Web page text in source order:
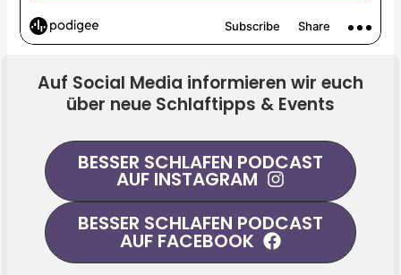
Auf Social Media informieren wir euch
über neue Schlaftipps & Events
BESSER SCHLAFEN PODCAST
AUF INSTAGRAM
BESSER SCHLAFEN PODCAST
AUF FACEBOOK